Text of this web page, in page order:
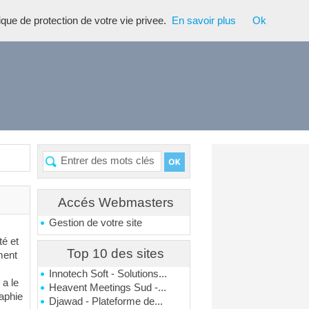
Accés Webmasters
Gestion de votre site
Top 10 des sites
Innotech Soft - Solutions...
Heavent Meetings Sud -...
Djawad - Plateforme de...
et
a le
de protection de votre vie privee. En savoir plus Ok